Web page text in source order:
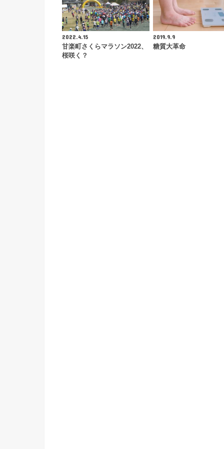
2022.4.15
甘楽町さくらマラソン2022、
桜咲く？
2019.9.9
糖質大革命